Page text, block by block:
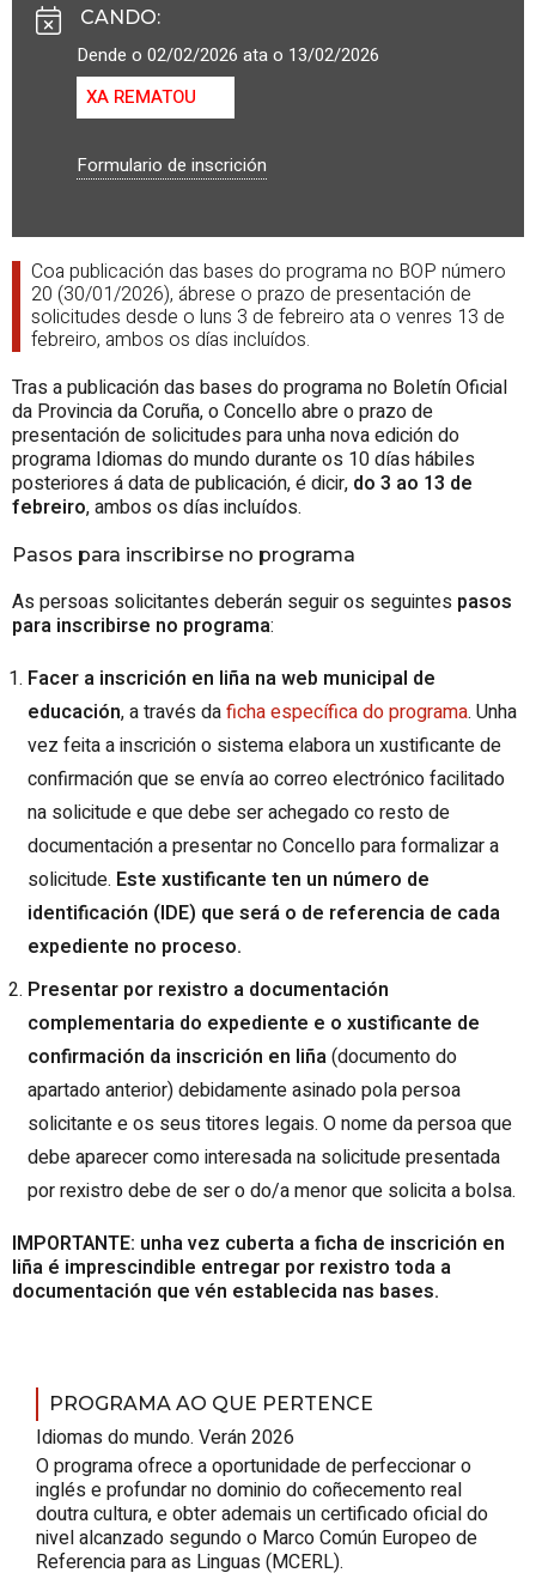
CANDO:
Dende o 02/02/2026 ata o 13/02/2026
XA REMATOU
Formulario de inscrición
Coa publicación das bases do programa no BOP número
20 (30/01/2026), ábrese o prazo de presentación de
solicitudes desde o luns 3 de febreiro ata o venres 13 de
febreiro, ambos os días incluídos.
Tras a publicación das bases do programa no Boletín Oficial
da Provincia da Coruña, o Concello abre o prazo de
presentación de solicitudes para unha nova edición do
programa Idiomas do mundo durante os 10 días hábiles
posteriores á data de publicación, é dicir, do 3 ao 13 de
febreiro, ambos os días incluídos.
Pasos para inscribirse no programa
As persoas solicitantes deberán seguir os seguintes pasos
para inscribirse no programa:
Facer a inscrición en liña na web municipal de
educación, a través daficha específica do programa. Unha
vez feita a inscrición o sistema elabora un xustificante de
confirmación que se envía ao correo electrónico facilitado
na solicitude e que debe ser achegado co resto de
documentación a presentar no Concello para formalizar a
solicitude. Este xustificante ten un número de
identificación (IDE) que será o de referencia de cada
expediente no proceso.
Presentar por rexistro a documentación
complementaria do expediente e o xustificante de
confirmación da inscrición en liña(documento do
apartado anterior) debidamente asinado pola persoa
solicitante e os seus titores legais. O nome da persoa que
debe aparecer como interesada na solicitude presentada
por rexistro debe de ser o do/a menor que solicita a bolsa.
IMPORTANTE: unha vez cuberta a ficha de inscrición en
liña é imprescindible entregar por rexistro toda a
documentación que vén establecida nas bases.
PROGRAMA AO QUE PERTENCE
Idiomas do mundo. Verán 2026
O programa ofrece a oportunidade de perfeccionar o
inglés e profundar no dominio do coñecemento real
doutra cultura, e obter ademais un certificado oficial do
nivel alcanzado segundo o Marco Común Europeo de
Referencia para as Linguas (MCERL).